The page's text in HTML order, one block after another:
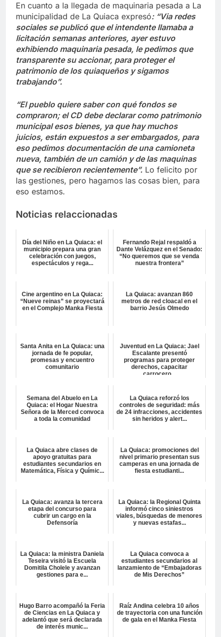
En cuanto a la llegada de maquinaria pesada a La
municipalidad de La Quiaca expresó: “Via redes
sociales se publicó que el intendente llamaba a
licitación semanas anteriores, ayer estuvo
exhibiendo maquinaria pesada, le pedimos que
transparente su accionar, para proteger el
patrimonio de los quiaqueños y sigamos
trabajando”.
“El pueblo quiere saber con qué fondos se
compraron; el CD debe declarar como patrimonio
municipal esos bienes, ya que hay muchos
juicios, están expuestos a ser embargados, para
eso pedimos documentación de una camioneta
nueva, también de un camión y de las maquinas
que se recibieron recientemente”. Lo felicito por
las gestiones, pero hagamos las cosas bien, para
eso estamos.
Noticias relaccionadas
Día del Niño en La Quiaca: el
municipio prepara una gran
celebración con juegos,
espectáculos y rega...
Fernando Rejal respaldó a
Dante Velázquez en el Senado:
“No queremos que se venda
nuestra frontera”
Cine argentino en La Quiaca:
“Nueve reinas” se proyectará
en el Complejo Manka Fiesta
La Quiaca: avanzan 860
metros de red cloacal en el
barrio Jesús Olmedo
Santa Anita en La Quiaca: una
jornada de fe popular,
promesas y encuentro
comunitario
Juventud en La Quiaca: Jael
Escalante presentó
programas para proteger
derechos, capacitar
carrocero...
Semana del Abuelo en La
Quiaca: el Hogar Nuestra
Señora de la Merced convoca
a toda la comunidad
La Quiaca reforzó los
controles de seguridad: más
de 24 infracciones, accidentes
sin heridos y alert...
La Quiaca abre clases de
apoyo gratuitas para
estudiantes secundarios en
Matemática, Física y Químic...
La Quiaca: promociones del
nivel primario presentan sus
camperas en una jornada de
fiesta estudianti...
La Quiaca: avanza la tercera
etapa del concurso para
cubrir un cargo en la
Defensoría
La Quiaca: la Regional Quinta
informó cinco siniestros
viales, búsquedas de menores
y nuevas estafas...
La Quiaca: la ministra Daniela
Teseira visitó la Escuela
Domitila Cholele y avanzan
gestiones para e...
La Quiaca convoca a
estudiantes secundarios al
lanzamiento de “Embajadoras
de Mis Derechos”
Hugo Barro acompañó la Feria
de Ciencias en La Quiaca y
adelantó que será declarada
de interés munic...
Raíz Andina celebra 10 años
de trayectoria con una función
de gala en el Manka Fiesta